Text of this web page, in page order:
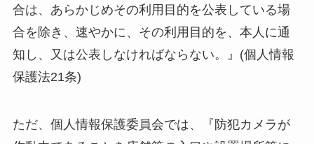
合は、あらかじめその利用目的を公表している場
合を除き、速やかに、その利用目的を、本人に通
知し、又は公表しなければならない。』(個人情報
保護法21条)
ただ、個人情報保護委員会では、『防犯カメラが